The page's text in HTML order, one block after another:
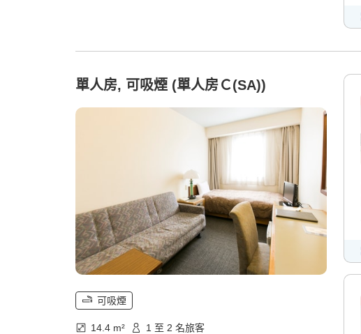
單人房, 可吸煙 (單人房Ｃ(SA))
可吸煙
14.4 m² 1 至 2 名旅客